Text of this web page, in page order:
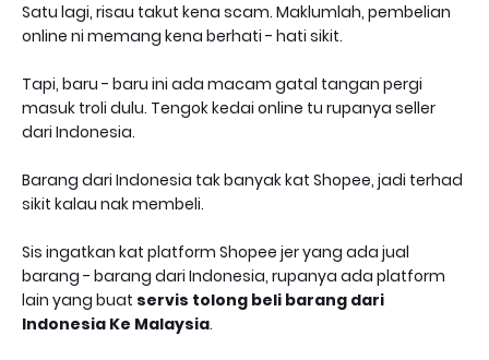
Satu lagi, risau takut kena scam. Maklumlah, pembelian
online ni memang kena berhati - hati sikit.
Tapi, baru - baru ini ada macam gatal tangan pergi
masuk troli dulu. Tengok kedai online tu rupanya seller
dari Indonesia.
Barang dari Indonesia tak banyak kat Shopee, jadi terhad
sikit kalau nak membeli.
Sis ingatkan kat platform Shopee jer yang ada jual
barang - barang dari Indonesia, rupanya ada platform
lain yang buat servis tolong beli barang dari
Indonesia Ke Malaysia.